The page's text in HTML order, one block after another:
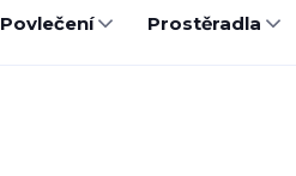
Povlečení Prostěradla